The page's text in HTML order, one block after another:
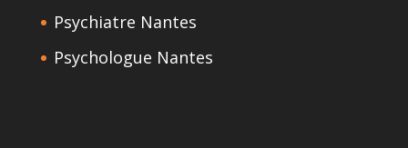
Psychiatre Nantes
Psychologue Nantes